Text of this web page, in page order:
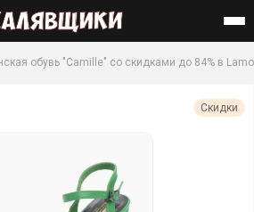
Найти
обувь "Camille" со скидками до 84% в
Скидки